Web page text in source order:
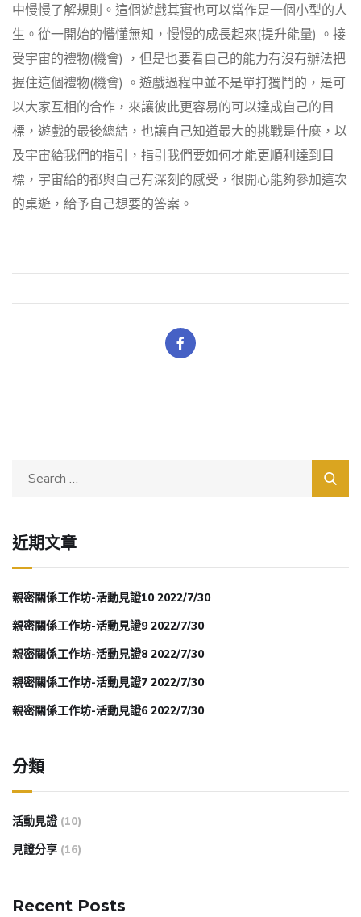
中慢慢了解規則。這個遊戲其實也可以當作是一個小型的人
生。從一開始的懵懂無知，慢慢的成長起來(提升能量) 。接
受宇宙的禮物(機會) ，但是也要看自己的能力有沒有辦法把
握住這個禮物(機會) 。遊戲過程中並不是單打獨鬥的，是可
以大家互相的合作，來讓彼此更容易的可以達成自己的目
標，遊戲的最後總結，也讓自己知道最大的挑戰是什麼，以
及宇宙給我們的指引，指引我們要如何才能更順利達到目
標，宇宙給的都與自己有深刻的感受，很開心能夠參加這次
的桌遊，給予自己想要的答案。
近期文章
親密關係工作坊-活動見證10 2022/7/30
親密關係工作坊-活動見證9 2022/7/30
親密關係工作坊-活動見證8 2022/7/30
親密關係工作坊-活動見證7 2022/7/30
親密關係工作坊-活動見證6 2022/7/30
分類
活動見證 (10)
見證分享 (16)
Recent Posts